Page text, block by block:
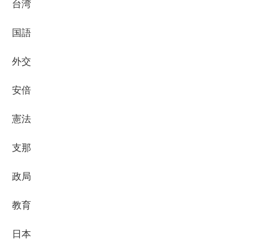
台湾
国語
外交
安倍
憲法
支那
政局
教育
日本